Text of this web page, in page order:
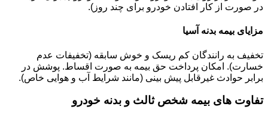
در صورت از کار افتادن خودرو برای چند روز).
مزایای بیمه بدنه آسیا
تخفیف به رانندگان کم ریسک و خوش سابقه (تخفیفات عدم
خسارت). امکان پرداخت حق بیمه به صورت اقساط. پوشش در
برابر حوادث غیرقابل پیش بینی (مانند شرایط آب و هوایی خاص).
تفاوت های بیمه شخص ثالث و بدنه خودرو